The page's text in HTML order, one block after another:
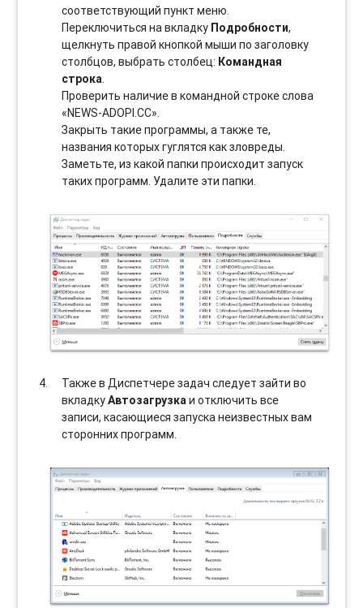
соотвeтствующий пункт меню.
Переключиться на вкладку Подробности,
щелкнуть правой кнопкой мыши по заголовку
столбцов, выбрать столбец: Командная
строка.
Проверить наличие в командной строке слова
«NEWS-ADOPI.CC».
Закрыть такие программы, а также те,
названия которых гуглятся как зловреды.
Заметьте, из какой папки происходит запуск
таких программ. Удалите эти папки.
Также в Диспетчере задач следует зайти во
вкладкуАвтозагрузкаи отключить все
записи, касающиеся запуска неизвестных вам
сторонних программ.